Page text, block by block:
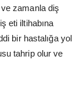
ve zamanla diş
eti iltihabına
bir hastalığa yol
tahrip olur ve